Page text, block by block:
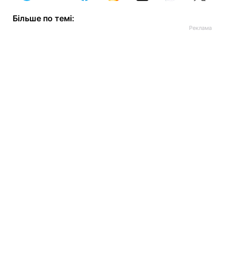
Більше по темі: